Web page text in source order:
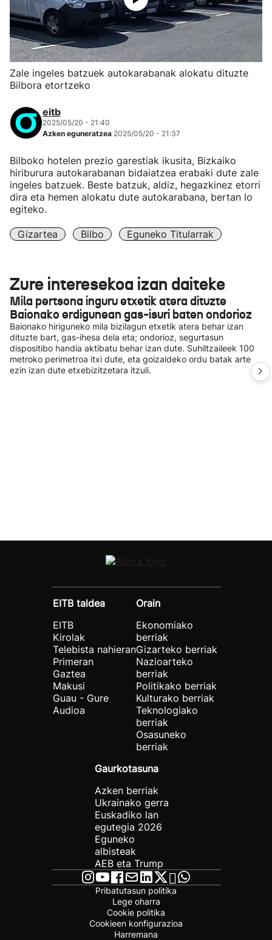
Zale ingeles batzuek autokarabanak alokatu dituzte
Bilbora etortzeko
eitb
2025/05/20 - 21:40
Azken eguneratzea 2025/05/20 - 21:37
Bilboko hotelen prezio garestiak ikusita, Bizkaiko
hiriburura autokarabanan bidaiatzea erabaki dute zale
ingeles batzuek. Beste batzuk, aldiz, hegazkinez etorri
dira eta hemen alokatu dute autokarabana, bertan lo
egiteko.
Gizartea Bilbo Eguneko Titularrak
Zure interesekoa izan daiteke
Mila pertsona inguru etxetik atera dituzte
Baionako erdigunean gas-isuri baten ondorioz
Baionako hiriguneko mila bizilagun etxetik atera behar izan
dituzte bart, gas-ihesa dela eta; ondorioz, segurtasun
dispositibo handia aktibatu behar izan dute. Suhiltzaileek 100
metroko perimetroa itxi dute, eta goizaldeko ordu batak arte
ezin izan dute etxebizitzetara itzuli.
EITB taldea
EITB
Kirolak
Telebista nahieran
Primeran
Gaztea
Makusi
Guau - Gure
Audioa
Orain
Ekonomiako
berriak
Gizarteko berriak
Nazioarteko
berriak
Politikako berriak
Kulturako berriak
Teknologiako
berriak
Osasuneko
berriak
Gaurkotasuna
Azken berriak
Ukrainako gerra
Euskadiko lan
egutegia 2026
Eguneko
albisteak
AEB eta Trump
Pribatutasun politika
Lege oharra
Cookie politika
Cookieen konfigurazioa
Harremana